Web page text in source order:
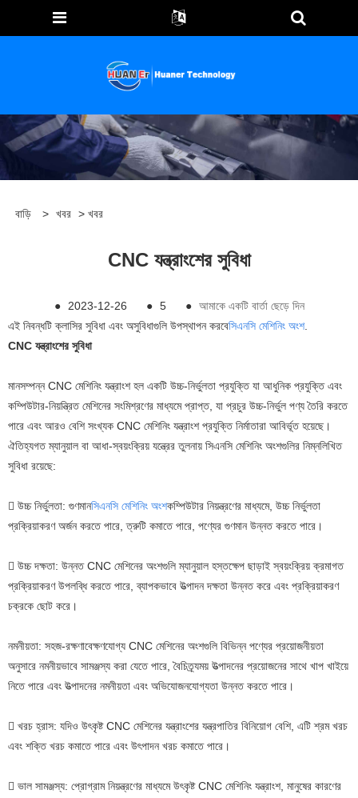
বাড়ি > খবর > খবর
CNC যন্ত্রাংশের সুবিধা
● 2023-12-26 ● 5 ● আমাকে একটি বার্তা ছেড়ে দিন
এই নিবন্ধটি ক্লাসির সুবিধা এবং অসুবিধাগুলি উপস্থাপন করবেসিএনসি মেশিনিং অংশ.
CNC যন্ত্রাংশের সুবিধা
মানসম্পন্ন CNC মেশিনিং যন্ত্রাংশ হল একটি উচ্চ-নির্ভুলতা প্রযুক্তি যা আধুনিক প্রযুক্তি এবং
কম্পিউটার-নিয়ন্ত্রিত মেশিনের সংমিশ্রণের মাধ্যমে প্রাপ্ত, যা প্রচুর উচ্চ-নির্ভুল পণ্য তৈরি করতে
পারে এবং আরও বেশি সংখ্যক CNC মেশিনিং যন্ত্রাংশ প্রযুক্তি নির্মাতারা আবির্ভূত হয়েছে।
ঐতিহ্যগত ম্যানুয়াল বা আধা-স্বয়ংক্রিয় যন্ত্রের তুলনায় সিএনসি মেশিনিং অংশগুলির নিম্নলিখিত
সুবিধা রয়েছে:
 উচ্চ নির্ভুলতা: গুণমানসিএনসি মেশিনিং অংশকম্পিউটার নিয়ন্ত্রণের মাধ্যমে, উচ্চ নির্ভুলতা
প্রক্রিয়াকরণ অর্জন করতে পারে, ত্রুটি কমাতে পারে, পণ্যের গুণমান উন্নত করতে পারে।
 উচ্চ দক্ষতা: উন্নত CNC মেশিনের অংশগুলি ম্যানুয়াল হস্তক্ষেপ ছাড়াই স্বয়ংক্রিয় ক্রমাগত
প্রক্রিয়াকরণ উপলব্ধি করতে পারে, ব্যাপকভাবে উত্পাদন দক্ষতা উন্নত করে এবং প্রক্রিয়াকরণ
চক্রকে ছোট করে।
নমনীয়তা: সহজ-রক্ষণাবেক্ষণযোগ্য CNC মেশিনের অংশগুলি বিভিন্ন পণ্যের প্রয়োজনীয়তা
অনুসারে নমনীয়ভাবে সামঞ্জস্য করা যেতে পারে, বৈচিত্র্যময় উত্পাদনের প্রয়োজনের সাথে খাপ খাইয়ে
নিতে পারে এবং উত্পাদনের নমনীয়তা এবং অভিযোজনযোগ্যতা উন্নত করতে পারে।
 খরচ হ্রাস: যদিও উৎকৃষ্ট CNC মেশিনের যন্ত্রাংশের যন্ত্রপাতির বিনিয়োগ বেশি, এটি শ্রম খরচ
এবং শক্তি খরচ কমাতে পারে এবং উৎপাদন খরচ কমাতে পারে।
 ভাল সামঞ্জস্য: প্রোগ্রাম নিয়ন্ত্রণের মাধ্যমে উৎকৃষ্ট CNC মেশিনিং যন্ত্রাংশ, মানুষের কারণের